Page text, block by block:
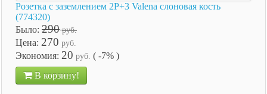
Розетка с заземлением 2P+3 Valena слоновая кость
(774320)
Было: 290 руб.
Цена: 270 руб.
Экономия: 20 руб. ( -7% )
В корзину!